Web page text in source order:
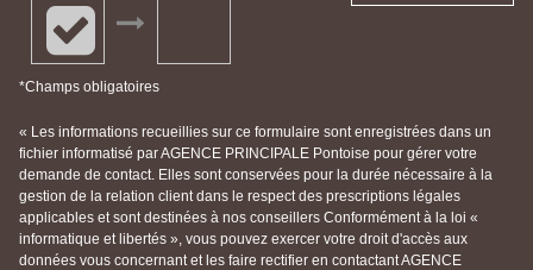
*Champs obligatoires
« Les informations recueillies sur ce formulaire sont enregistrées dans un
fichier informatisé par AGENCE PRINCIPALE Pontoise pour gérer votre
demande de contact. Elles sont conservées pour la durée nécessaire à la
gestion de la relation client dans le respect des prescriptions légales
applicables et sont destinées à nos conseillers Conformément à la loi «
informatique et libertés », vous pouvez exercer votre droit d'accès aux
données vous concernant et les faire rectifier en contactant AGENCE